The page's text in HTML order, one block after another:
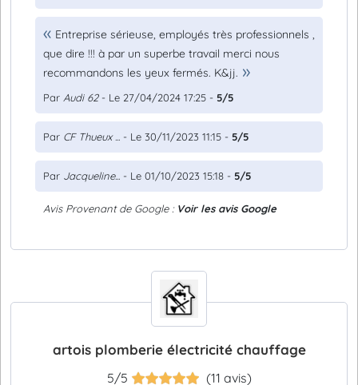
Entreprise sérieuse, employés très professionnels ,
que dire !!! à par un superbe travail merci nous
recommandons les yeux fermés. K&jj.
Par Audi 62- Le 27/04/2024 17:25 - 5/5
Par CF Thueux ... - Le 30/11/2023 11:15 - 5/5
Par Jacqueline... - Le 01/10/2023 15:18 - 5/5
Avis Provenant de Google : Voir les avis Google
artois plomberie électricité chauffage
5/5 (11 avis)